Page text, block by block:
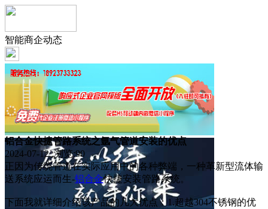
智能商企动态
铝合金快捷管路系统之氩气管道安装的优点
2024-07-12 浏览:90
正因为传统管道在实际应用中的各种弊端，一种革新型流体输
送系统应运而生-铝合金快捷安装管路系统。
下面我就详细介绍该产品的几大优点：1.超越304不锈钢的优